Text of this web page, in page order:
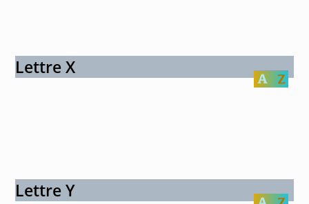
Lettre X
Lettre Y